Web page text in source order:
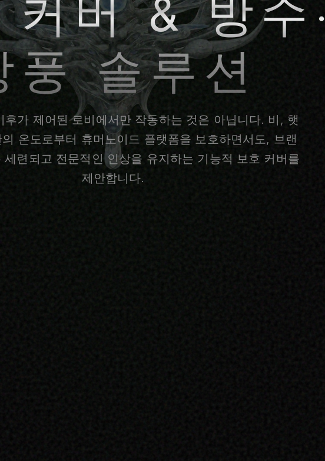
풍 솔루션
후가 제어된 로비에서만 작동하는 것은 아닙니다. 비, 햇
온도로부터 휴머노이드 플랫폼을 보호하면서도, 브랜
세련되고 전문적인 인상을 유지하는 기능적 보호 커버를
제안합니다.